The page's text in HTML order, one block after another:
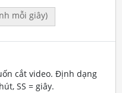
mỗi giây)
cắt video. Định dạng
SS = giây.